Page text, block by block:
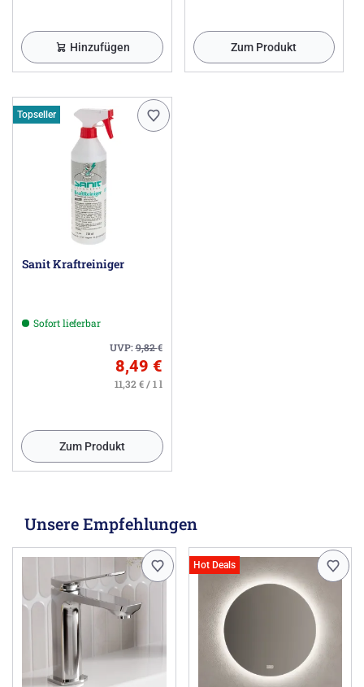
Hinzufügen Zum Produkt
Topseller
Sanit Kraftreiniger
Sofort lieferbar
UVP:9,82€
8,49 €
11,32 € / 1 l
Zum Produkt
Unsere Empfehlungen
Hot Deals